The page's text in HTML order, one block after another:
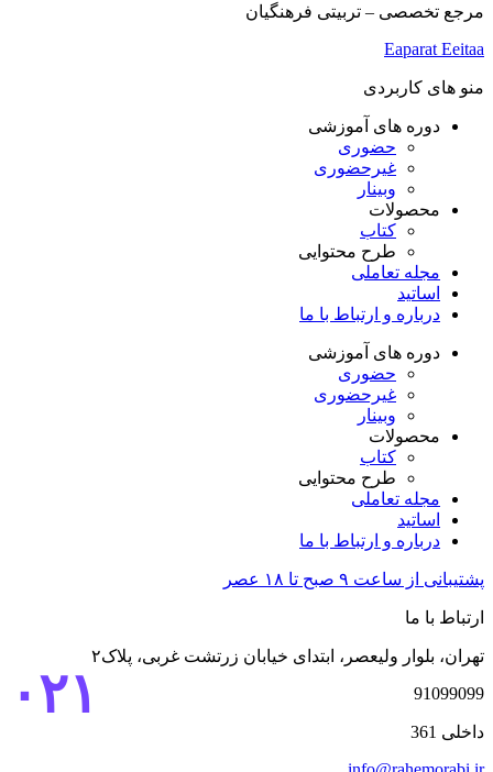
مرجع تخصصی – تربیتی فرهنگیان
Eaparat Eeitaa
منو های کاربردی
دوره های آموزشی
حضوری
غیرحضوری
وبینار
محصولات
کتاب
طرح محتوایی
مجله تعاملی
اساتید
درباره و ارتباط با ما
دوره های آموزشی
حضوری
غیرحضوری
وبینار
محصولات
کتاب
طرح محتوایی
مجله تعاملی
اساتید
درباره و ارتباط با ما
پشتیبانی از ساعت ۹ صبح تا ۱۸ عصر
ارتباط با ما
تهران، بلوار ولیعصر، ابتدای خیابان زرتشت غربی، پلاک۲
۰۲۱ 91099099
داخلی 361